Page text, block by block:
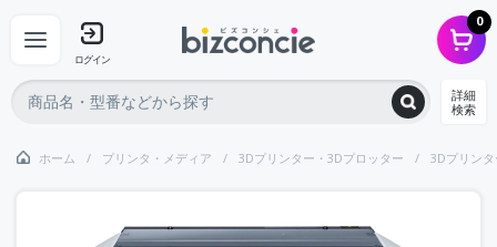
ログイン
0
詳細
検索
ホーム プリンタ・メディア 3Dプリンター・3Dプロッター 3Dプリン